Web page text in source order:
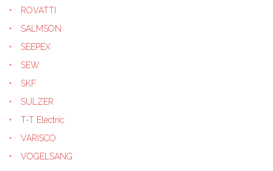
ROVATTI
SALMSON
SEEPEX
SEW
SKF
SULZER
T-T Electric
VARISCO
VOGELSANG